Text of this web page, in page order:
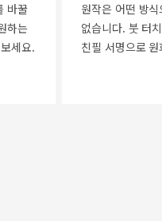
바꿀
하는
세요.
원작은 어떤 방
없습니다. 붓 터
친필 서명으로